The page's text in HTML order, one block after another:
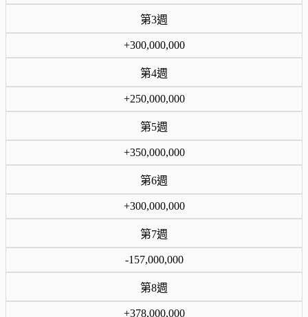
第3週
+300,000,000
第4週
+250,000,000
第5週
+350,000,000
第6週
+300,000,000
第7週
-157,000,000
第8週
+378,000,000